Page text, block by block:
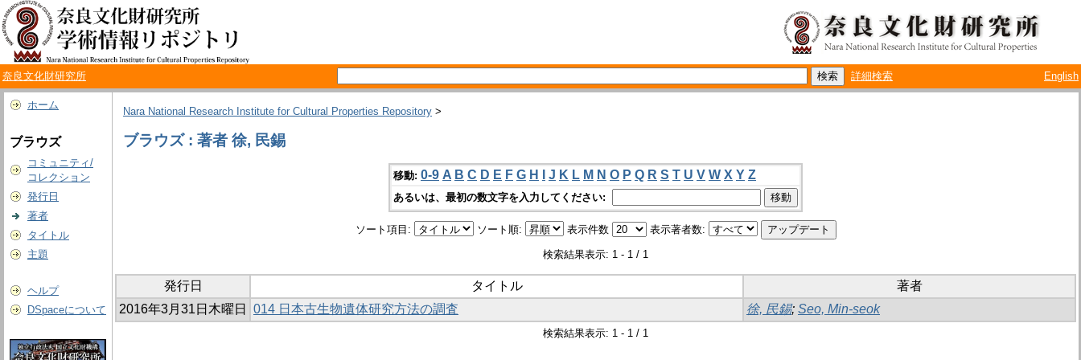
奈良文化財研究所 詳細検索 English
ホーム
ブラウズ
コミュニティ/
コレクション
発行日
著者
タイトル
主題
ヘルプ
DSpaceについて
Nara National Research Institute for Cultural Properties Repository >
ブラウズ : 著者 徐, 民錫
移動: 0-9 A B C D E F G H J K L M N O P Q R S T U V W X Y Z
あるいは、最初の数文字を入力してください:
ソート項目: ソート順: 表示件数 表示著者数:
検索結果表示: 1 - 1 / 1
発行日 タイトル
著者
2016年3月31日木曜日
014 日本古生物遺体研究方法の調査 徐, 民錫; Seo, Min-seok
検索結果表示: 1 - 1 / 1